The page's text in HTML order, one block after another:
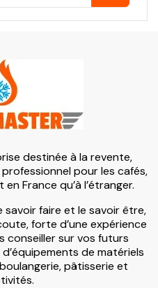
destinée à la revente,
pour les cafés,
France qu’à l’étranger.
faire et le savoir être,
forte d’une expérience
conseiller sur vos futurs
de matériels
pâtisserie et